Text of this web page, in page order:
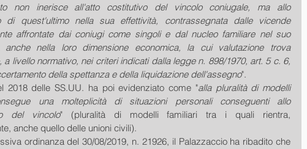
non inerisce all'atto costitutivo del vincolo coniugale, ma allo
di quest'ultimo nella sua effettività, contrassegnata dalle vicende
affrontate dai coniugi come singoli e dal nucleo familiare nel suo
anche nella loro dimensione economica, la cui valutazione trova
a livello normativo, nei criteri indicati dalla legge n. 898/1970, art. 5 c. 6,
della spettanza e della liquidazione dell'assegno".
2018 delle SS.UU. ha poi evidenziato come "alla pluralità di modelli
una molteplicità di situazioni personali conseguenti allo
del vincolo" (pluralità di modelli familiari tra i quali rientra,
anche quello delle unioni civili).
ordinanza del 30/08/2019, n. 21926, il Palazzaccio ha ribadito che